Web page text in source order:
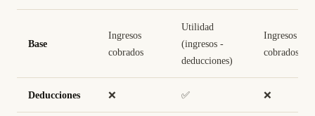
Base
Ingresos
cobrados
Utilidad
(ingresos -
deducciones)
Ingresos
cobrados
Deducciones ❌ ✅ ❌